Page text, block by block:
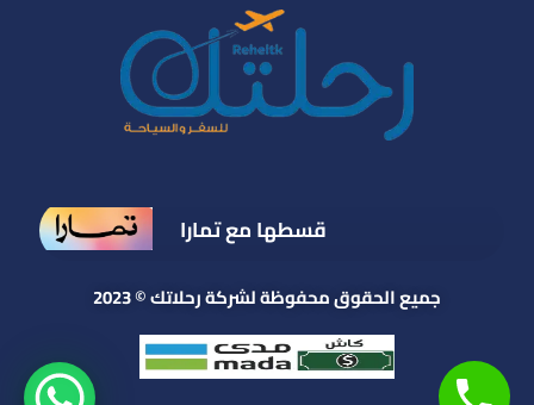
قسطها مع تمارا
جميع الحقوق محفوظة لشركة رحلاتك © 2023